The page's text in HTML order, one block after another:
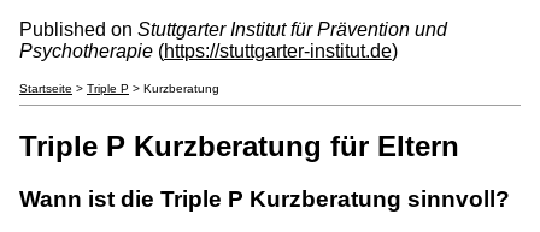
Published on Stuttgarter Institut für Prävention und
Psychotherapie (https://stuttgarter-institut.de)
Startseite > Triple P > Kurzberatung
Triple P Kurzberatung für Eltern
Wann ist die Triple P Kurzberatung sinnvoll?